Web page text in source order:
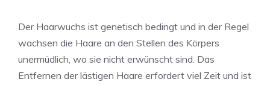
Der Haarwuchs ist genetisch bedingt und in der Regel
wachsen die Haare an den Stellen des Körpers
unermüdlich, wo sie nicht erwünscht sind. Das
Entfernen der lästigen Haare erfordert viel Zeit und ist